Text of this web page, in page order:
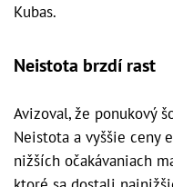
Kubas.
Neistota brzdí rast
Avizoval, že ponukový
Neistota a vyššie ceny
nižších očakávaniach